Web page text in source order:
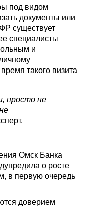
под видом
документы или
существует
специалисты
и
такого визита
просто не
Омск Банка
о росте
в первую очередь
доверием